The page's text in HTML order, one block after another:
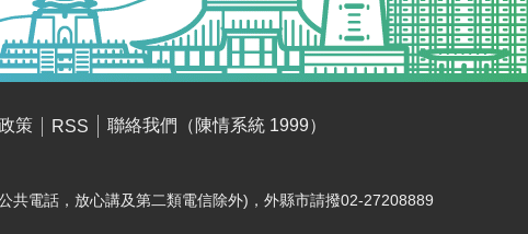
策 RSS 聯絡我們（陳情系統 1999）
共電話，放心講及第二類電信除外)，外縣市請撥02-27208889